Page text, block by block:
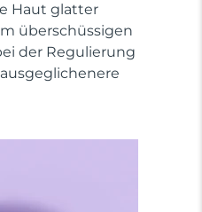
Haut glatter
überschüssigen
der Regulierung